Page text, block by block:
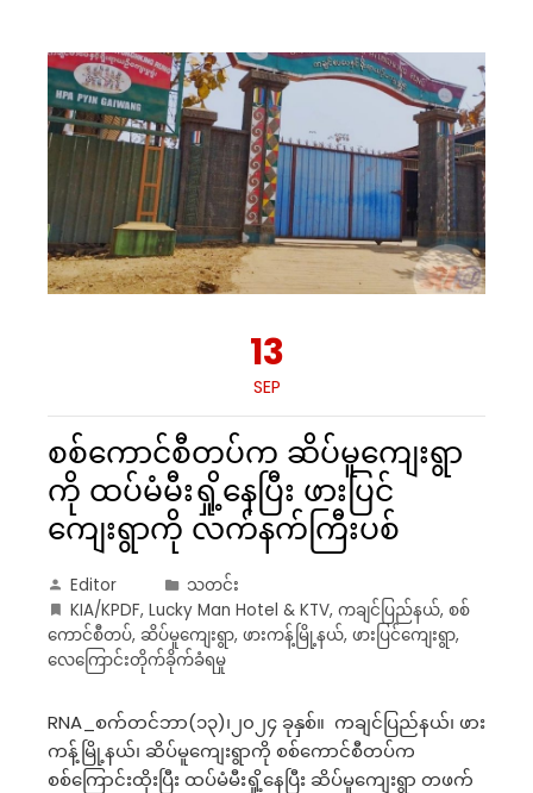
13
SEP
စစ်ကောင်စီတပ်က ဆိပ်မူကျေးရွာ
ကို ထပ်မံမီးရှို့နေပြီး ဖားပြင်
ကျေးရွာကို လက်နက်ကြီးပစ်
Editor
သတင်း
KIA/KPDF, Lucky Man Hotel & KTV, ကချင်ပြည်နယ်, စစ်
ကောင်စီတပ်, ဆိပ်မူကျေးရွာ, ဖားကန့်မြို့နယ်, ဖားပြင်ကျေးရွာ,
လေကြောင်းတိုက်ခိုက်ခံရမှု
RNA_စက်တင်ဘာ(၁၃)၊၂၀၂၄ ခုနှစ်။ ကချင်ပြည်နယ်၊ ဖား
ကန့်မြို့နယ်၊ ဆိပ်မူကျေးရွာကို စစ်ကောင်စီတပ်က
စစ်ကြောင်းထိုးပြီး ထပ်မံမီးရှို့နေပြီး ဆိပ်မူကျေးရွာ တဖက်